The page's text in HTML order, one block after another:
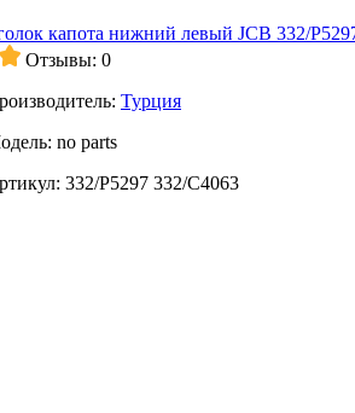
капота нижний левый JCB 332/
Отзывы: 0
Турция
no parts
332/P5297 332/C4063